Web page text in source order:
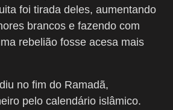
foi tirada deles, aumentando
brancos e fazendo com
rebelião fosse acesa mais
no fim do Ramadã,
pelo calendário islâmico.